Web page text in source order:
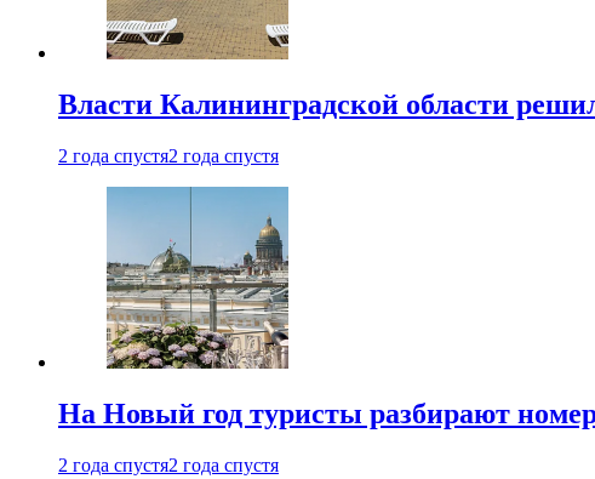
Власти Калининградской области
2 года спустя2 года спустя
На Новый год туристы разбирают
2 года спустя2 года спустя